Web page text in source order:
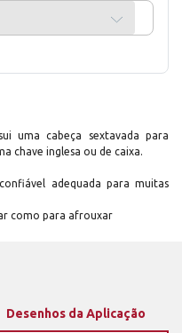
uma cabeça sextavada para
chave inglesa ou de caixa.
adequada para muitas
como para afrouxar
Desenhos da Aplicação